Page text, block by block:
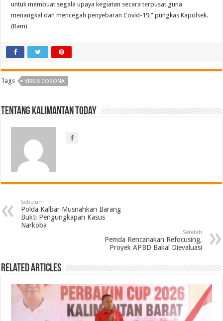
untuk membuat segala upaya kegiatan secara terpusat guna
menangkal dan mencegah penyebaran Covid-19,” pungkas Kapolsek.
(Ram)
Tags VIRUS CORONA
Tentang Kalimantan Today
Sebelum
Polda Kalbar Musnahkan Barang
Bukti Pengungkapan Kasus
Narkoba
Setelah
Pemda Rencanakan Refocusing,
Proyek APBD Bakal Dievaluasi
Related Articles